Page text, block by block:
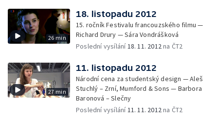
26 min
18. listopadu 2012
15. ročník Festivalu francouzského filmu —
Richard Drury — Sára Vondrášková
Poslední vysílání18. 11. 2012na ČT2
27 min
11. listopadu 2012
Národní cena za studentský design — Aleš
Stuchlý – Zrní, Mumford & Sons — Barbora
Baronová – Slečny
Poslední vysílání11. 11. 2012na ČT2